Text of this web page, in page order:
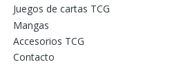
Juegos de cartas TCG
Mangas
Accesorios TCG
Contacto